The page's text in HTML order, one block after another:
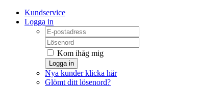
Kundservice
Logga in
Kom ihåg mig
Logga in
Nya kunder klicka här
Glömt ditt lösenord?